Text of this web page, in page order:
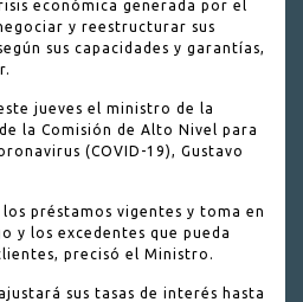
económica generada por el
y reestructurar sus
sus capacidades y garantías,
jueves el ministro de la
la Comisión de Alto Nivel para
(COVID-19), Gustavo
préstamos vigentes y toma en
y los excedentes que pueda
precisó el Ministro.
sus tasas de interés hasta